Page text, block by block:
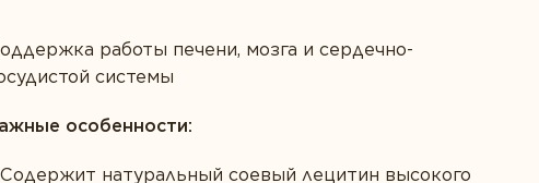
работы печени, мозга и сердечно-
системы
особенности:
Содержит натуральный соевый лецитин высокого